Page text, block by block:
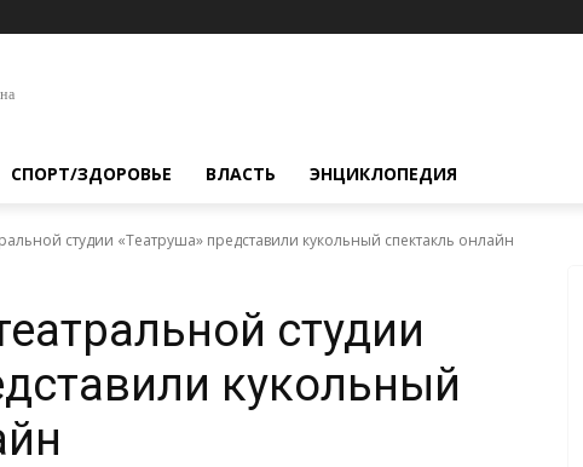
СПОРТ/ЗДОРОВЬЕ ВЛАСТЬ ЭНЦИКЛОПЕДИЯ
студии «Театруша» представили кукольный спектакль онлайн
студии
кукольный